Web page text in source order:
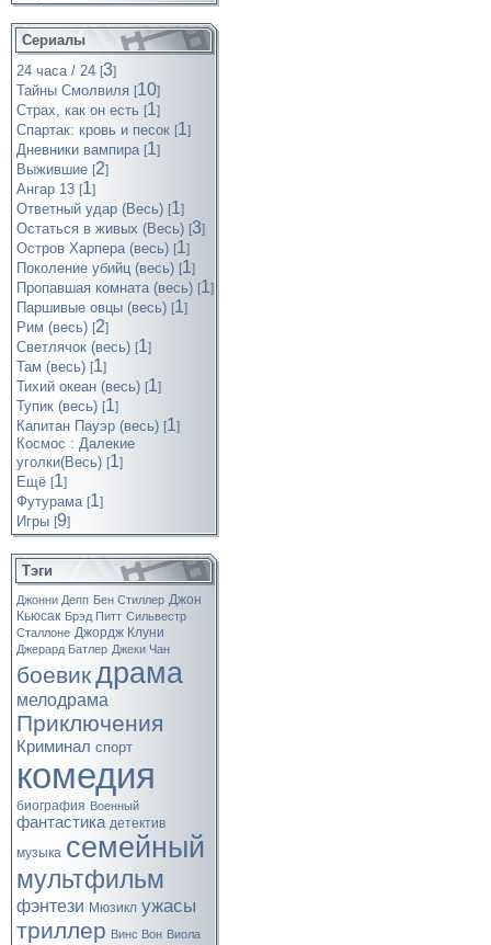
Сериалы
24 часа / 24 [3]
Тайны Смолвиля [10]
Страх, как он есть [1]
Спартак: кровь и песок [1]
Дневники вампира [1]
Выжившие [2]
Ангар 13 [1]
Ответный удар (Весь) [1]
Остаться в живых (Весь) [3]
Остров Харпера (весь) [1]
Поколение убийц (весь) [1]
Пропавшая комната (весь) [1]
Паршивые овцы (весь) [1]
Рим (весь) [2]
Светлячок (весь) [1]
Там (весь) [1]
Тихий океан (весь) [1]
Тупик (весь) [1]
Капитан Пауэр (весь) [1]
Космос : Далекие
уголки(Весь) [1]
Ещё [1]
Футурама [1]
Игры [9]
Тэги
Джонни Депп Бен Стиллер Джон
Кьюсак Брэд Питт Сильвестр
Сталлоне Джордж Клуни
Джерард Батлер Джеки Чан
боевикдрама
мелодрама
Приключения
Криминал спорт
комедия
биография Военный
фантастика детектив
музыка семейный
мультфильм
фэнтези Мюзикл ужасы
триллер Винс Вон Виола